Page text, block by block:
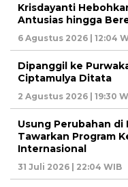
Krisdayanti
Antusias hingga
6 Agustus 2026 | 12:04
Dipanggil ke
Ciptamulya Ditata
2 Agustus 2026 | 19:30
Usung Perubahan di
Tawarkan Program
Internasional
31 Juli 2026 | 22:04 WIB